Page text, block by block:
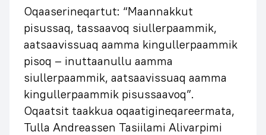
Oqaaserineqartut: “Maannakkut
pisussaq, tassaavoq siullerpaammik,
aatsaavissuaq aamma kingullerpaammik
pisoq – inuttaanullu aamma
siullerpaammik, aatsaavissuaq aamma
kingullerpaammik pisussaavoq”.
Oqaatsit taakkua oqaatigineqareermata,
Tulla Andreassen Tasiilami Alivarpimi